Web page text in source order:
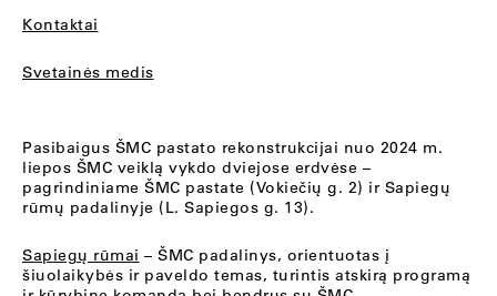
Kontaktai
Svetainės medis
Pasibaigus ŠMC pastato rekonstrukcijai nuo 2024 m.
liepos ŠMC veiklą vykdo dviejose erdvėse –
pagrindiniame ŠMC pastate (Vokiečių g. 2) ir Sapiegų
rūmų padalinyje (L. Sapiegos g. 13).
Sapiegų rūmai – ŠMC padalinys, orientuotas į
šiuolaikybės ir paveldo temas, turintis atskirą programą